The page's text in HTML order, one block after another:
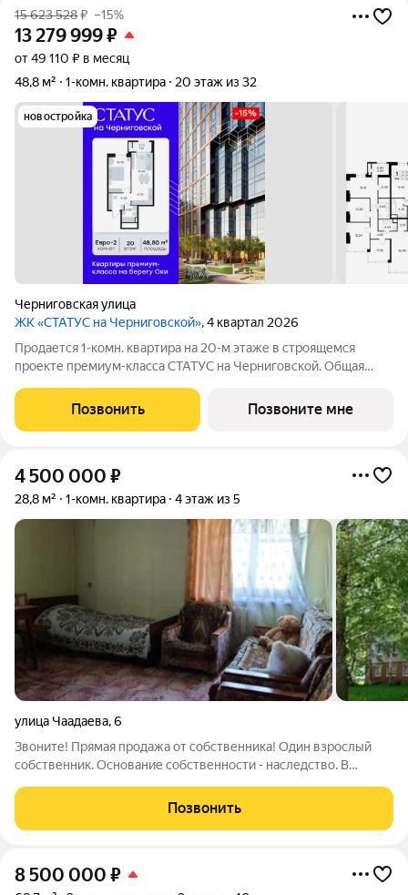
15 623 528₽ –15%
13 279 999₽
от 49 110 ₽ в месяц
48,8 м²
1-комн. квартира 20 этаж из 32
новостройка
Черниговская улица
ЖК «СТАТУС на Черниговской», 4 квартал 2026
Продается 1-комн. квартира на 20-м этаже в строящемся
проекте премиум-класса СТАТУС на Черниговской. Общая
отведено под жилую и 6,73 кв. м под кухонную зону. Номер
квартиры - 449.
Позвонить Позвоните мне
4 500 000 ₽
28,8 м² 1-комн. квартира 4 этаж из 5
улица Чаадаева,6
Звоните! Прямая продажа от собственника! Один взрослый
собственник. Основание собственности - наследство. В
физически. Никто не зарегистрирован и не проживает.
Квартира светлая, теплая и
Позвонить
8 500 000 ₽